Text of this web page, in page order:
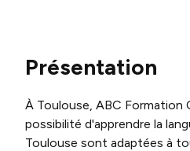
Présentation
À Toulouse, ABC
possibilité d'apprendre la
Toulouse sont adaptées à